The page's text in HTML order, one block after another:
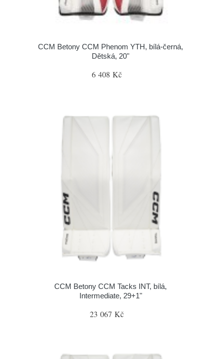
CCM Betony CCM Phenom YTH, bílá-černá,
Dětská, 20"
6 408 Kč
CCM Betony CCM Tacks INT, bílá,
Intermediate, 29+1"
23 067 Kč